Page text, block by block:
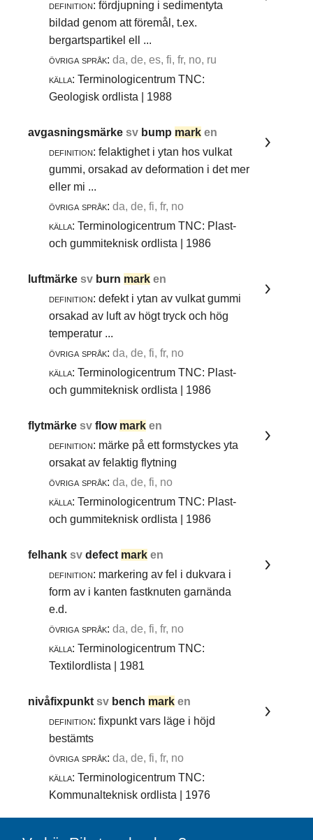
definition: fördjupning i sedimentyta
bildad genom att föremål, t.ex.
bergartspartikel ell ...
övriga språk: da, de, es, fi, fr, no, ru
källa: Terminologicentrum TNC:
Geologisk ordlista | 1988
avgasningsmärkesv bump mark en
definition: felaktighet i ytan hos vulkat
gummi, orsakad av deformation i det mer
eller mi ...
övriga språk: da, de, fi, fr, no
källa: Terminologicentrum TNC: Plast-
och gummiteknisk ordlista | 1986
luftmärkesv burn mark en
definition: defekt i ytan av vulkat gummi
orsakad av luft av högt tryck och hög
temperatur ...
övriga språk: da, de, fi, fr, no
källa: Terminologicentrum TNC: Plast-
och gummiteknisk ordlista | 1986
flytmärkesvflow mark en
definition: märke på ett formstyckes yta
orsakat av felaktig flytning
övriga språk: da, de, fi, no
källa: Terminologicentrum TNC: Plast-
och gummiteknisk ordlista | 1986
felhanksvdefect mark en
definition: markering av fel i dukvara i
form av i kanten fastknuten garnända
e.d.
övriga språk: da, de, fi, fr, no
källa: Terminologicentrum TNC:
Textilordlista | 1981
nivåfixpunktsv bench mark en
definition: fixpunkt vars läge i höjd
bestämts
övriga språk: da, de, fi, fr, no
källa: Terminologicentrum TNC:
Kommunalteknisk ordlista | 1976